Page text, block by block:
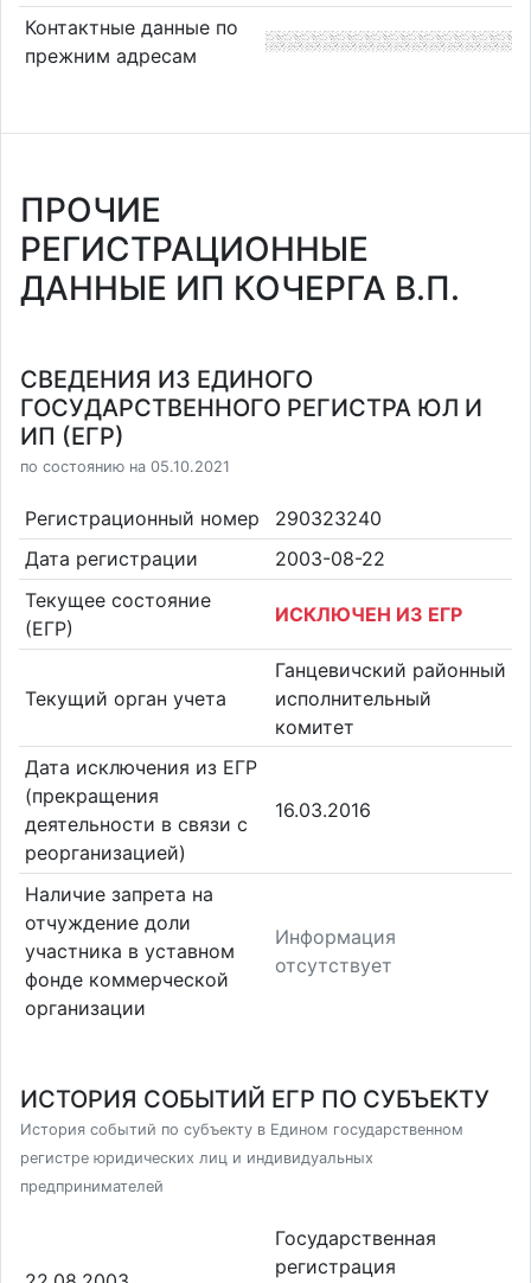
Контактные данные по
прежним адресам
ПРОЧИЕ
РЕГИСТРАЦИОННЫЕ
ДАННЫЕ ИП КОЧЕРГА В.П.
СВЕДЕНИЯ ИЗ ЕДИНОГО
ГОСУДАРСТВЕННОГО РЕГИСТРА ЮЛ И
ИП (ЕГР)
по состоянию на 05.10.2021
Регистрационный номер
290323240
Дата регистрации
2003-08-22
Текущее состояние
(ЕГР)
ИСКЛЮЧЕН ИЗ ЕГР
Текущий орган учета
Ганцевичский районный
исполнительный
комитет
Дата исключения из ЕГР
(прекращения
деятельности в связи с
реорганизацией)
16.03.2016
Наличие запрета на
отчуждение доли
участника в уставном
фонде коммерческой
организации
Информация
отсутствует
ИСТОРИЯ СОБЫТИЙ ЕГР ПО СУБЪЕКТУ
История событий по субъекту в Едином государственном
регистре юридических лиц и индивидуальных
предпринимателей
Государственная
регистрация